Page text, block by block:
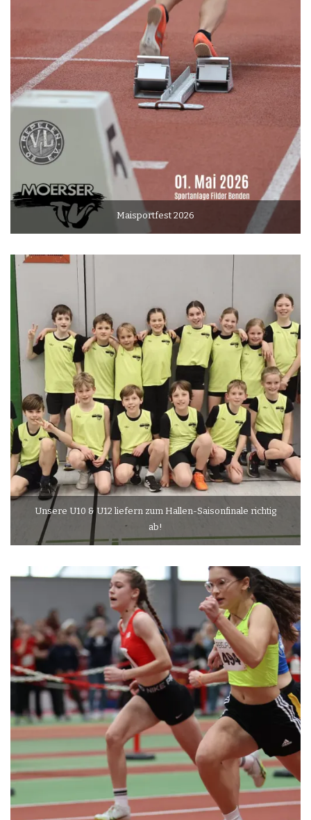
Maisportfest 2026
Unsere U10 & U12 liefern zum Hallen-Saisonfinale richtig
ab!